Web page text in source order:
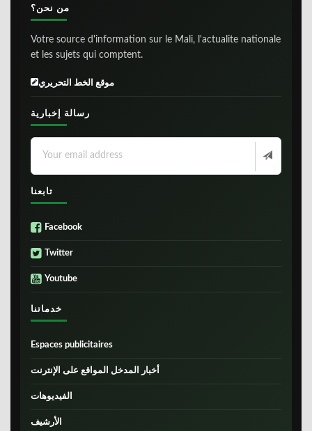
من نحن؟
Votre source d'information sur le Mali, l'actualite nationale
et les sujets qui comptent.
موقع الخط التحريري
رسالة إخبارية
تابعنا
Facebook
Twitter
Youtube
خدماتنا
Espaces publicitaires
أخبار المدخل المواقع على الإنترنت
الفيديوهات
الأرشيف